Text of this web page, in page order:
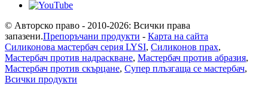
© Авторско право - 2010-2026: Всички права
запазени.Препоръчани продукти - Карта на сайта
Силиконова мастербач серия LYSI, Силиконов прах,
Мастербач против надраскване, Мастербач против абразия,
Мастербач против скърцане, Супер плъзгаща се мастербач,
Всички продукти